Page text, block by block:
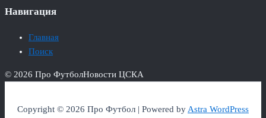
Навигация
Главная
Поиск
© 2026 Про ФутболНовости ЦСКА
Copyright © 2026 Про Футбол | Powered byAstra WordPress